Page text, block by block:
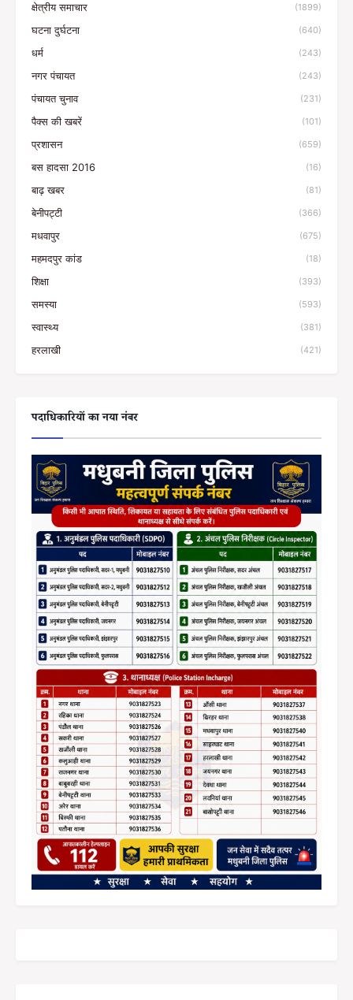
क्षेत्रीय समाचार (1899)
घटना दुर्घटना (640)
धर्म (243)
नगर पंचायत (243)
पंचायत चुनाव (231)
पैक्स की खबरें (101)
प्रशासन (659)
बस हादसा 2016 (16)
बाढ़ खबर (81)
बेनीपट्टी (366)
मधवापुर (675)
महमदपुर कांड (18)
शिक्षा (393)
समस्या (593)
स्वास्थ्य (381)
हरलाखी (421)
पदाधिकारियों का नया नंबर